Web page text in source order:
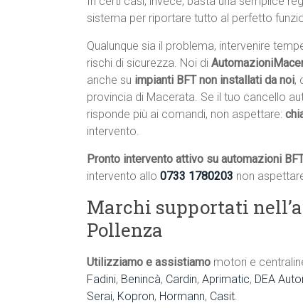
sistema per riportare tutto al perfetto
Qualunque sia il problema, intervenire
rischi di sicurezza. Noi di
anche su impianti BFT non installati da noi,
provincia di Macerata. Se il tuo cancello
risponde più ai comandi, non aspettare:
intervento.
Pronto intervento attivo su automazioni
intervento allo 0733 1780203 non
Marchi supportati
Pollenza
Utilizziamo e assistiamo motori e
Fadini, Benincà, Cardin, Aprimatic, DEA
Serai, Kopron, Hormann, Casit.